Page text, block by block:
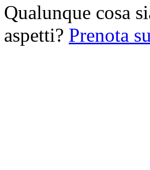
Qualunque cosa
aspetti? Prenota